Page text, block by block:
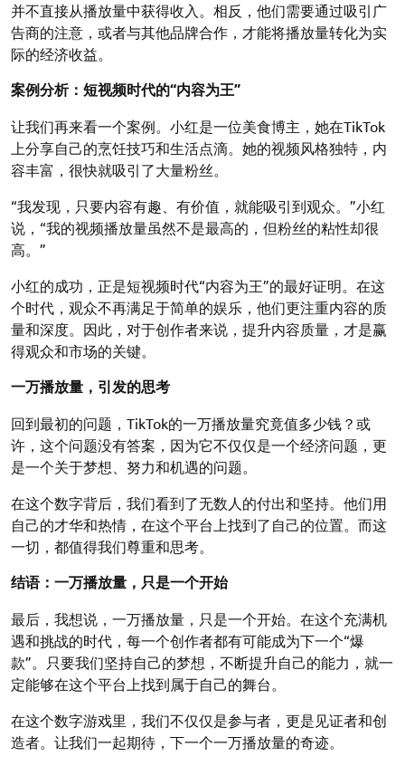
并不直接从播放量中获得收入。相反，他们需要通过吸引广
告商的注意，或者与其他品牌合作，才能将播放量转化为实
际的经济收益。
案例分析：短视频时代的“内容为王”
让我们再来看一个案例。小红是一位美食博主，她在TikTok
上分享自己的烹饪技巧和生活点滴。她的视频风格独特，内
容丰富，很快就吸引了大量粉丝。
“我发现，只要内容有趣、有价值，就能吸引到观众。”小红
说，“我的视频播放量虽然不是最高的，但粉丝的粘性却很
高。”
小红的成功，正是短视频时代“内容为王”的最好证明。在这
个时代，观众不再满足于简单的娱乐，他们更注重内容的质
量和深度。因此，对于创作者来说，提升内容质量，才是赢
得观众和市场的关键。
一万播放量，引发的思考
回到最初的问题，TikTok的一万播放量究竟值多少钱？或
许，这个问题没有答案，因为它不仅仅是一个经济问题，更
是一个关于梦想、努力和机遇的问题。
在这个数字背后，我们看到了无数人的付出和坚持。他们用
自己的才华和热情，在这个平台上找到了自己的位置。而这
一切，都值得我们尊重和思考。
结语：一万播放量，只是一个开始
最后，我想说，一万播放量，只是一个开始。在这个充满机
遇和挑战的时代，每一个创作者都有可能成为下一个“爆
款”。只要我们坚持自己的梦想，不断提升自己的能力，就一
定能够在这个平台上找到属于自己的舞台。
在这个数字游戏里，我们不仅仅是参与者，更是见证者和创
造者。让我们一起期待，下一个一万播放量的奇迹。